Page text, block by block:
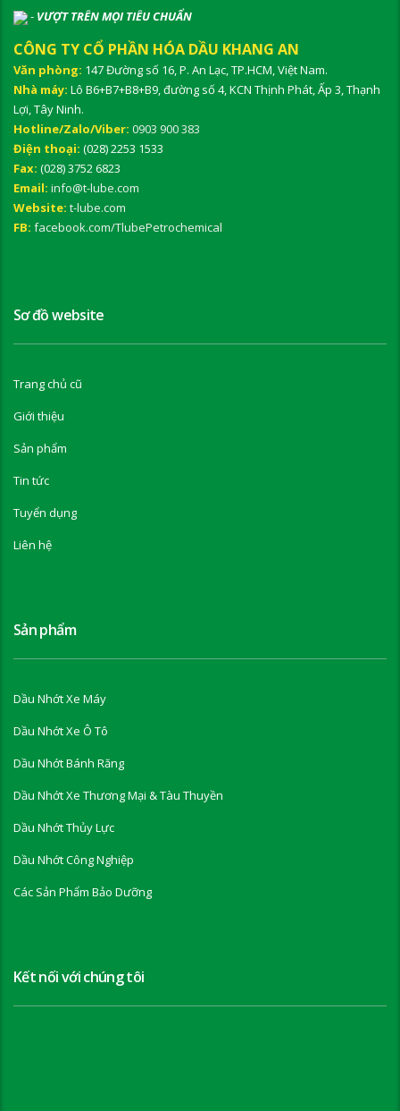
- VƯỢT TRÊN MỌI TIÊU CHUẨN
CÔNG TY CỔ PHẦN HÓA DẦU KHANG AN
Văn phòng: 147 Đường số 16, P. An Lạc, TP.HCM, Việt Nam.
Nhà máy: Lô B6+B7+B8+B9, đường số 4, KCN Thịnh Phát, Ấp 3, Thạnh
Lợi, Tây Ninh.
Hotline/Zalo/Viber: 0903 900 383
Điện thoại: (028) 2253 1533
Fax: (028) 3752 6823
Email: info@t-lube.com
Website: t-lube.com
FB: facebook.com/TlubePetrochemical
Sơ đồ website
Trang chủ cũ
Giới thiệu
Sản phẩm
Tin tức
Tuyển dụng
Liên hệ
Sản phẩm
Dầu Nhớt Xe Máy
Dầu Nhớt Xe Ô Tô
Dầu Nhớt Bánh Răng
Dầu Nhớt Xe Thương Mại & Tàu Thuyền
Dầu Nhớt Thủy Lực
Dầu Nhớt Công Nghiệp
Các Sản Phẩm Bảo Dưỡng
Kết nối với chúng tôi